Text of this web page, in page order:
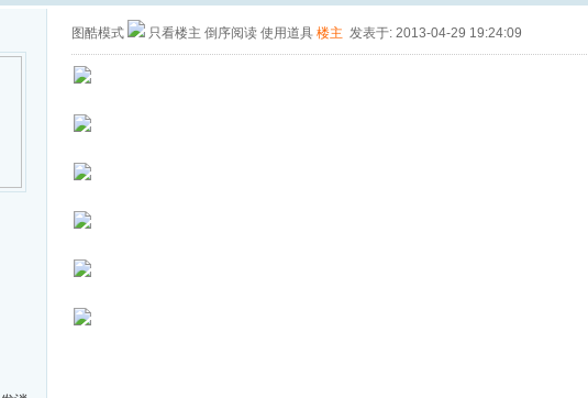
图酷模式 只看楼主 倒序阅读 使用道具 楼主 发表于: 2013-04-29 19:24:09